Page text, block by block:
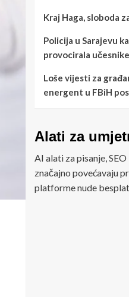
Kraj Haga, sloboda
Policija u Sarajevu
provocirala
Loše vijesti za
energent u FBiH
Alati za
AI alati za pisanje,
značajno povećavaju
platforme nude